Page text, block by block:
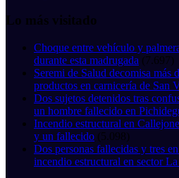
Lo más visitado
Choque entre vehículo y
durante esta madrugada (7.697)
Seremi de Salud decomisa más
productos en carnicería de San
Dos sujetos detenidos tras
un hombre fallecido en
Incendio estructural en
y un fallecido (5.098)
Dos personas fallecidas y tres
incendio estructural en sector